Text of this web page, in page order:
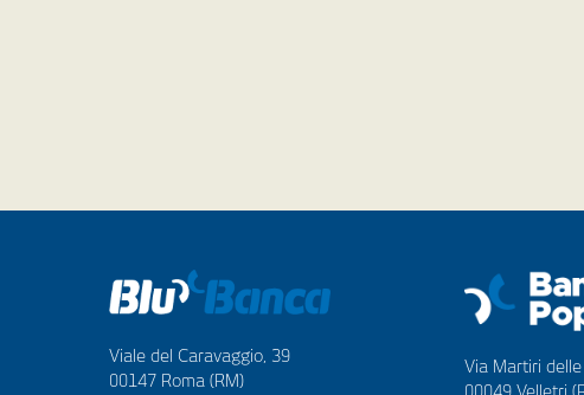
Viale del Caravaggio, 39
00147 Roma (RM)
Via Martiri